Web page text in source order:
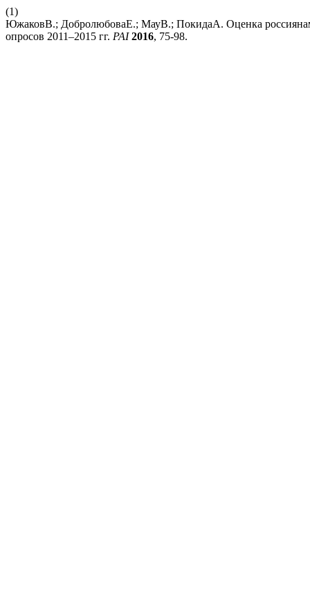
(1)
ЮжаковВ.; ДобролюбоваЕ.; МауВ.; ПокидаА. Оценка
опросов 2011–2015 гг. PAI 2016, 75-98.